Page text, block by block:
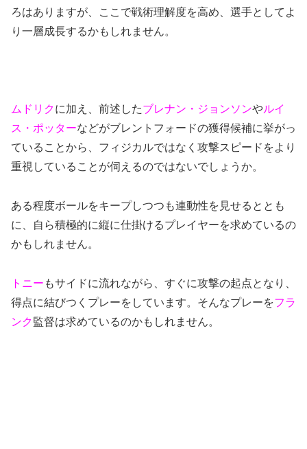
ろはありますが、ここで戦術理解度を高め、選手としてよ
り一層成長するかもしれません。
ムドリクに加え、前述したブレナン・ジョンソンやルイ
ス・ポッターなどがブレントフォードの獲得候補に挙がっ
ていることから、フィジカルではなく攻撃スピードをより
重視していることが伺えるのではないでしょうか。
ある程度ボールをキープしつつも連動性を見せるととも
に、自ら積極的に縦に仕掛けるプレイヤーを求めているの
かもしれません。
トニー もサイドに流れながら、すぐに攻撃の起点となり、
得点に結びつくプレーをしています。そんなプレーをフラ
ンク監督は求めているのかもしれません。